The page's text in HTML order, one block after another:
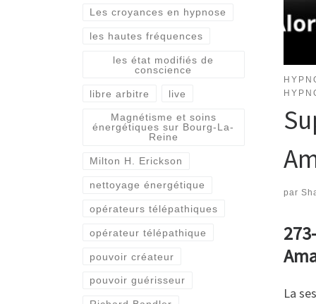
par
La
Les croyances en hypnose
les hautes fréquences
les état modifiés de
conscience
libre arbitre live
Magnétisme et soins
énergétiques sur Bourg-La-
Reine
Milton H. Erickson
nettoyage énergétique
opérateurs télépathiques
opérateur télépathique
pouvoir créateur
pouvoir guérisseur